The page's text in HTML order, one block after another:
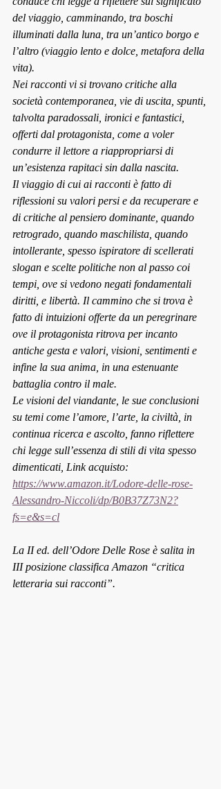
del viaggio, camminando, tra boschi
illuminati dalla luna, tra un’antico borgo e
l’altro (viaggio lento e dolce, metafora della
vita).
Nei racconti vi si trovano critiche alla
società contemporanea, vie di uscita, spunti,
talvolta paradossali, ironici e fantastici,
offerti dal protagonista, come a voler
condurre il lettore a riappropriarsi di
un’esistenza rapitaci sin dalla nascita.
Il viaggio di cui ai racconti è fatto di
riflessioni su valori persi e da recuperare e
di critiche al pensiero dominante, quando
retrogrado, quando maschilista, quando
intollerante, spesso ispiratore di scellerati
slogan e scelte politiche non al passo coi
tempi, ove si vedono negati fondamentali
diritti, e libertà. Il cammino che si trova è
fatto di intuizioni offerte da un peregrinare
ove il protagonista ritrova per incanto
antiche gesta e valori, visioni, sentimenti e
infine la sua anima, in una estenuante
battaglia contro il male.
Le visioni del viandante, le sue conclusioni
su temi come l’amore, l’arte, la civiltà, in
continua ricerca e ascolto, fanno riflettere
chi legge sull’essenza di stili di vita spesso
dimenticati, Link acquisto:
https://www.amazon.it/Lodore-delle-rose-
Alessandro-Niccoli/dp/B0B37Z73N2?
fs=e&s=cl
La II ed. dell’Odore Delle Rose è salita in
III posizione classifica Amazon “critica
letteraria sui racconti”.